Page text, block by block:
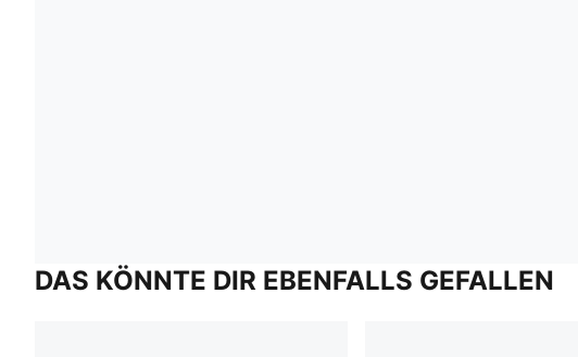
DAS KÖNNTE DIR EBENFALLS GEFALLEN